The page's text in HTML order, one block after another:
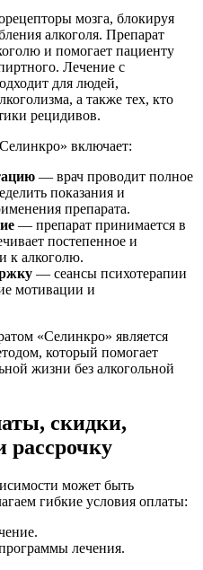
мозга, блокируя
алкоголя. Препарат
и помогает пациенту
Лечение с
для людей,
а также тех, кто
рецидивов.
включает:
— врач проводит полное
показания и
препарата.
— препарат принимается в
постепенное и
к алкоголю.
— сеансы психотерапии
мотивации и
«Селинкро» является
который помогает
жизни без алкогольной
скидки,
рассрочку
может быть
гибкие условия оплаты:
лечения.